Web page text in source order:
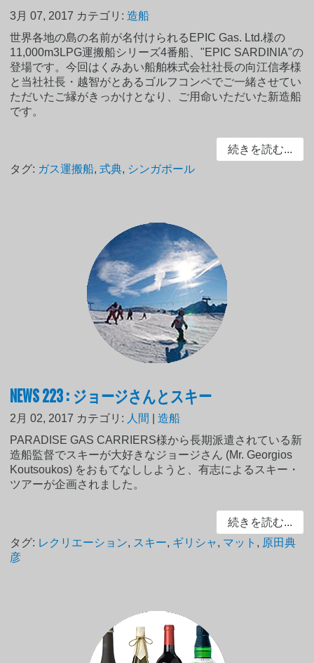
3月 07, 2017 カテゴリ:造船
世界各地の島の名前が名付けられるEPIC Gas. Ltd.様の
11,000m3LPG運搬船シリーズ4番船、"EPIC SARDINIA"の
登場です。今回はくみあい船舶株式会社社長の向江信孝様
と当社社長・越智がとあるゴルフコンペでご一緒させてい
ただいたご縁がきっかけとなり、ご用命いただいた新造船
です。
続きを読む...
タグ: ガス運搬船,式典, シンガポール
NEWS 223 : ジョージさんとスキー
2月 02, 2017 カテゴリ: 人間 |造船
PARADISE GAS CARRIERS様から長期派遣されている新
造船監督でスキーが大好きなジョージさん (Mr. Georgios
Koutsoukos) をおもてなししようと、有志によるスキー・
ツアーが企画されました。
続きを読む...
タグ: レクリエーション, スキー, ギリシャ, マット , 原田典
彦